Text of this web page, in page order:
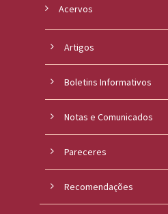
Acervos
Artigos
Boletins Informativos
Notas e Comunicados
Pareceres
Recomendações